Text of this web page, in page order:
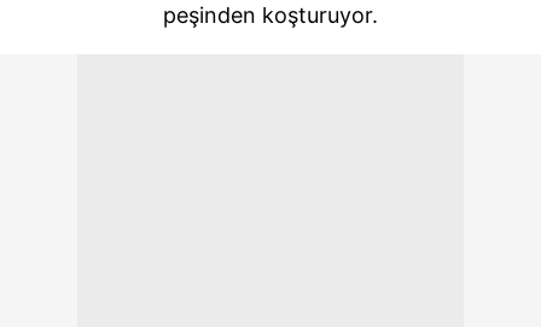
peşinden koşturuyor.